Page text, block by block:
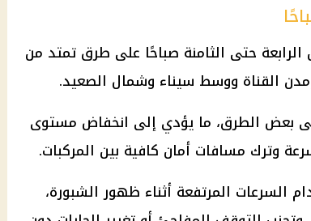
حتى الثامنة صباحًا على طرق تمتد من
القناة ووسط سيناء وشمال الصعيد.
بعض الطرق، ما يؤدي إلى انخفاض مستوى
وترك مسافات أمان كافية بين المركبات.
السرعات المرتفعة أثناء ظهور الشبورة،